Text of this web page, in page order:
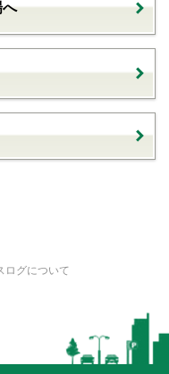
へ
ログについて